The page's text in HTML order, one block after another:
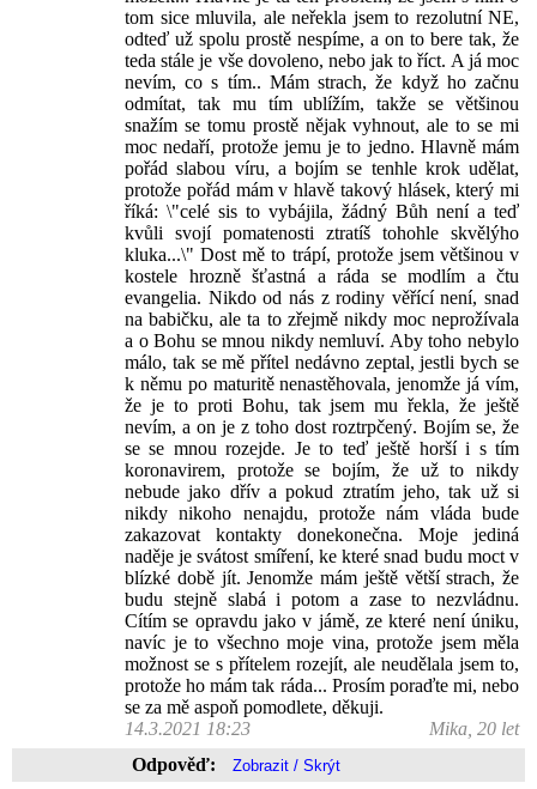
tom sice mluvila, ale neřekla jsem to rezolutní NE,
odteď už spolu prostě nespíme, a on to bere tak, že
teda stále je vše dovoleno, nebo jak to říct. A já moc
nevím, co s tím.. Mám strach, že když ho začnu
odmítat, tak mu tím ublížím, takže se většinou
snažím se tomu prostě nějak vyhnout, ale to se mi
moc nedaří, protože jemu je to jedno. Hlavně mám
pořád slabou víru, a bojím se tenhle krok udělat,
protože pořád mám v hlavě takový hlásek, který mi
říká: \"celé sis to vybájila, žádný Bůh není a teď
kvůli svojí pomatenosti ztratíš tohohle skvělýho
kluka...\" Dost mě to trápí, protože jsem většinou v
kostele hrozně šťastná a ráda se modlím a čtu
evangelia. Nikdo od nás z rodiny věřící není, snad
na babičku, ale ta to zřejmě nikdy moc neprožívala
a o Bohu se mnou nikdy nemluví. Aby toho nebylo
málo, tak se mě přítel nedávno zeptal, jestli bych se
k němu po maturitě nenastěhovala, jenomže já vím,
že je to proti Bohu, tak jsem mu řekla, že ještě
nevím, a on je z toho dost roztrpčený. Bojím se, že
se se mnou rozejde. Je to teď ještě horší i s tím
koronavirem, protože se bojím, že už to nikdy
nebude jako dřív a pokud ztratím jeho, tak už si
nikdy nikoho nenajdu, protože nám vláda bude
zakazovat kontakty donekonečna. Moje jediná
naděje je svátost smíření, ke které snad budu moct v
blízké době jít. Jenomže mám ještě větší strach, že
budu stejně slabá i potom a zase to nezvládnu.
Cítím se opravdu jako v jámě, ze které není úniku,
navíc je to všechno moje vina, protože jsem měla
možnost se s přítelem rozejít, ale neudělala jsem to,
protože ho mám tak ráda... Prosím poraďte mi, nebo
se za mě aspoň pomodlete, děkuji.
14.3.2021 18:23
Mika, 20 let
Odpověď: